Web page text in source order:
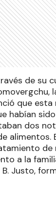
de su
que esta
habían
dos
alimentos.
de
a la
B. Justo,